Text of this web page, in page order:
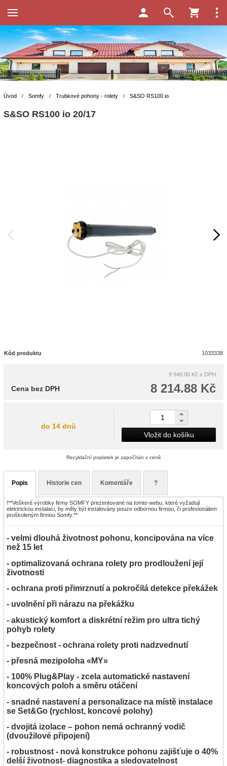
Úvod / Somfy / Trubkové pohony - rolety / S&SO RS100 io
S&SO RS100 io 20/17
Kód produktu 1033338
9 940.00 Kč s DPH
8 214.88 Kč
Cena bez DPH
do 14 dnů
Vložit do košíku
Recyklační poplatek je započítán v ceně
Popis Historie cen Komentáře ?
!**Veškeré výrobky firmy SOMFY prezentované na tomto webu, které vyžadují
elektrickou instalaci, by měly být instalovány pouze odbornou firmou, či profesionálem
proškoleným firmou Somfy.**
- velmi dlouhá životnost pohonu, koncipována na více
než 15 let
- optimalizovaná ochrana rolety pro prodloužení její
životnosti
- ochrana proti přimrznutí a pokročilá detekce překážek
- uvolnění při nárazu na překážku
- akustický komfort a diskrétní režim pro ultra tichý
pohyb rolety
- bezpečnost - ochrana rolety proti nadzvednutí
- přesná mezipoloha «MY»
- 100% Plug&Play - zcela automatické nastavení
koncových poloh a směru otáčení
- snadné nastavení a personalizace na místě instalace
se Set&Go (rychlost, koncové polohy)
- dvojitá izolace – pohon nemá ochranný vodič
(dvoužilové připojení)
- robustnost - nová konstrukce pohonu zajišťuje o 40%
delší životnost- diagnostika a sledovatelnost